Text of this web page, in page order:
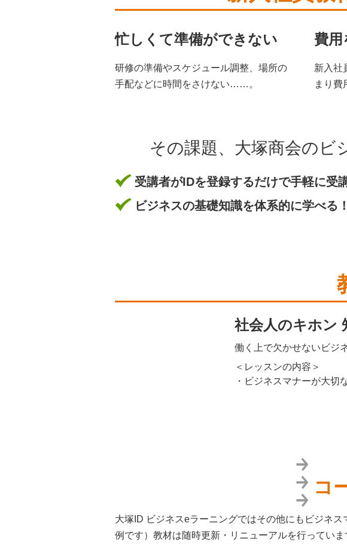
忙しくて準備ができない
研修の準備やスケジュール調整、場所の
手配などに時間をさけない……。
費用
新入社
まり
その課題、大塚商会のビ
受講者がIDを登録するだけで手軽に受
ビジネスの基礎知識を体系的に学べる！
社会人のキホン
働く上で欠かせないビジ
＜レッスンの内容＞
・ビジネスマナーが大
コ
大塚ID ビジネスeラーニングではその他にもビジネ
例です）教材は随時更新・リニューアルを行っていま